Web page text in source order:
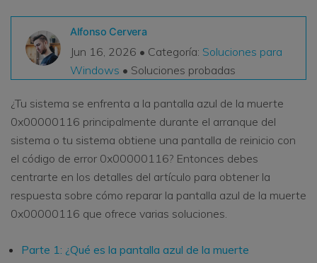
Recoverit Gratis
Pruébalo Gratis
Repairit - Reparar Datos
VER TODAS LAS FUNCIONES
search
Alfonso Cervera
Jun 16, 2026 • Categoría: Soluciones para
Windows • Soluciones probadas
¿Tu sistema se enfrenta a la pantalla azul de la muerte
0x00000116 principalmente durante el arranque del
sistema o tu sistema obtiene una pantalla de reinicio con
el código de error 0x00000116? Entonces debes
centrarte en los detalles del artículo para obtener la
respuesta sobre cómo reparar la pantalla azul de la muerte
0x00000116 que ofrece varias soluciones.
Parte 1: ¿Qué es la pantalla azul de la muerte